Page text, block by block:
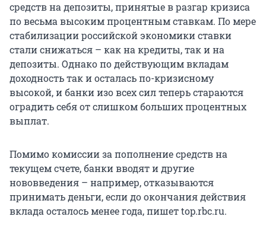
средств на депозиты, принятые в разгар кризиса
по весьма высоким процентным ставкам. По мере
стабилизации российской экономики ставки
стали снижаться – как на кредиты, так и на
депозиты. Однако по действующим вкладам
доходность так и осталась по-кризисному
высокой, и банки изо всех сил теперь стараются
оградить себя от слишком больших процентных
выплат.
Помимо комиссии за пополнение средств на
текущем счете, банки вводят и другие
нововведения – например, отказываются
принимать деньги, если до окончания действия
вклада осталось менее года, пишет top.rbc.ru.